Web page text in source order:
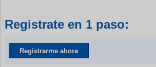
Registrate en 1 paso:
Registrarme ahora